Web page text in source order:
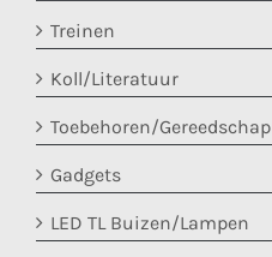
Treinen
Koll/Literatuur
Toebehoren/Gereedschap
Gadgets
LED TL Buizen/Lampen